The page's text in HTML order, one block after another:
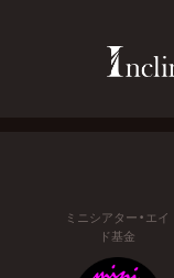
ミニシアター・エイ
ド基金